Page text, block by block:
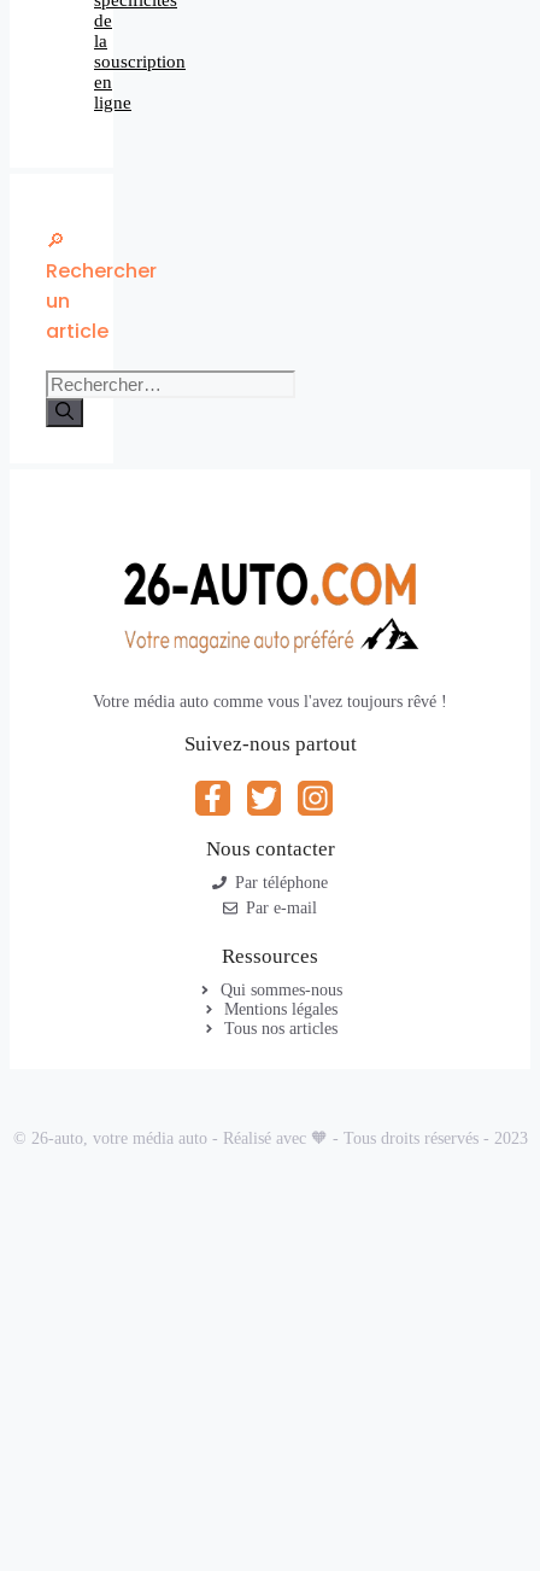
de
la
souscription
en
ligne
🔎
Rechercher
un
article
Rechercher :
Votre média auto comme vous l'avez toujours rêvé !
Suivez-nous partout
Nous contacter
Par téléphone
Par e-mail
Ressources
Qui sommes-nous
Mentions légales
Tous nos articles
© 26-auto, votre média auto - Réalisé avec 🧡 - Tous droits réservés - 2023